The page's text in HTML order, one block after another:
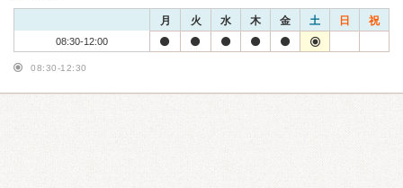
月 火 水 木 金 土 日 祝
08:30-12:00
08:30-12:30